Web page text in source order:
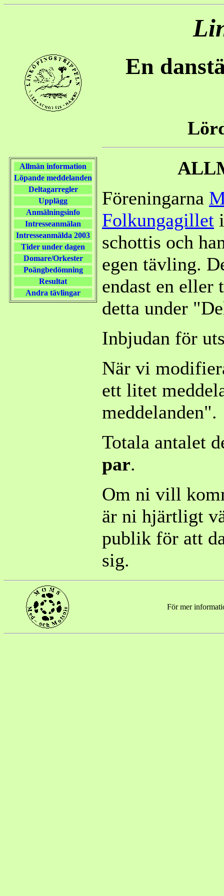
En
Allmän information
Löpande meddelanden
Deltagarregler
Upplägg
Anmälningsinfo
Intresseanmälan
Intresseanmälda 2003
Tider under dagen
Domare/Orkester
Poängbedömning
Resultat
Andra tävlingar
Föreningarna
Folkungagillet
schottis och
egen tävling.
endast en eller
detta under
Inbjudan för
När vi
ett litet
meddelanden".
Totala antalet
par.
Om ni vill
är ni hjärtligt
publik för att
sig.
För mer